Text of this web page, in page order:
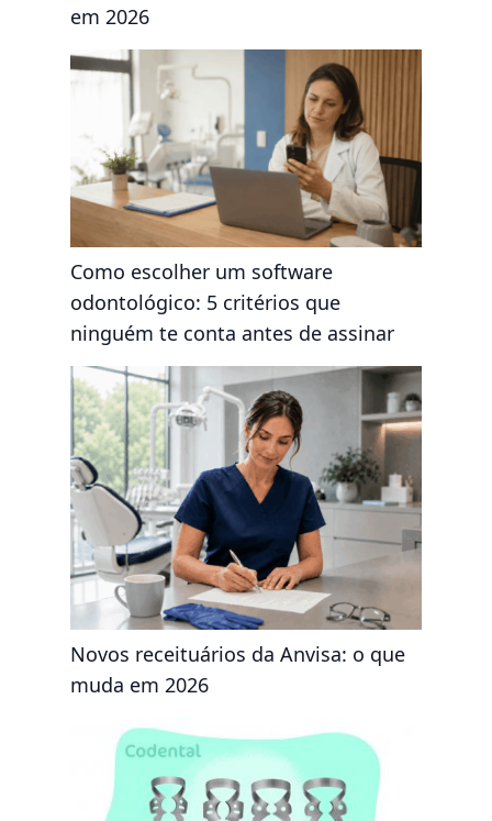
em 2026
Como escolher um software
odontológico: 5 critérios que
ninguém te conta antes de assinar
Novos receituários da Anvisa: o que
muda em 2026